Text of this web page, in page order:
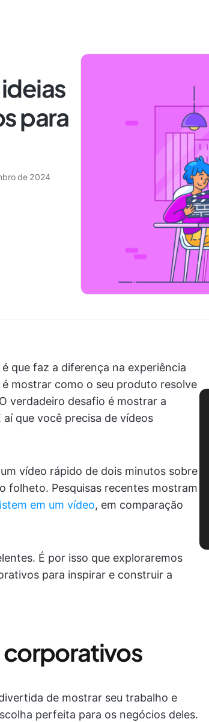
para
de 2024
que faz a diferença na experiência
mostrar como o seu produto resolve
verdadeiro desafio é mostrar a
que você precisa de vídeos
vídeo rápido de dois minutos sobre
folheto. Pesquisas recentes mostram
em um vídeo, em comparação
É por isso que exploraremos
para inspirar e construir a
corporativos
de mostrar seu trabalho e
perfeita para os negócios deles.